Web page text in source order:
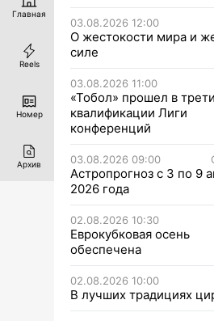
03.08.2026 12:00
О жестокости мира и
силе
03.08.2026 11:00
«Тобол» прошел в
квалификации Лиги
конференций
03.08.2026 09:00
Астропрогноз с 3 по 9
2026 года
02.08.2026 10:30
Еврокубковая осень
обеспечена
02.08.2026 10:00
В лучших традициях
Главная
Reels
Номер
Архив